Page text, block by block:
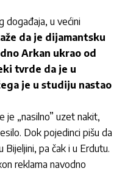
događaja, u većini
da je dijamantsku
Arkan ukrao od
tvrde da je u
je u studiju nastao
je „nasilno” uzet nakit,
Dok pojedinci pišu da
Bijeljini, pa čak i u Erdutu.
reklama navodno